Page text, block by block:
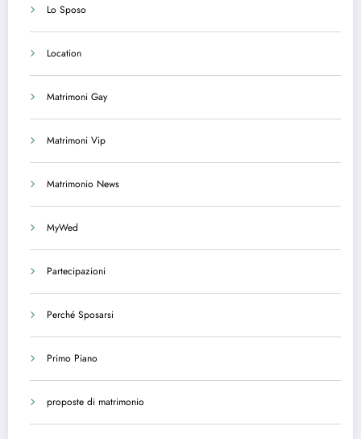
Lo Sposo
Location
Matrimoni Gay
Matrimoni Vip
Matrimonio News
MyWed
Partecipazioni
Perché Sposarsi
Primo Piano
proposte di matrimonio